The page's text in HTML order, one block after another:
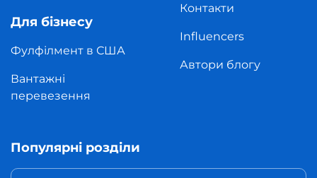
Для бізнесу
Фулфілмент в США
Вантажні
перевезення
Контакти
Influencers
Автори блогу
Популярні розділи